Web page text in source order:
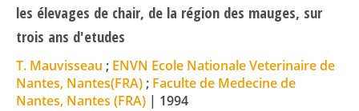
les élevages de chair, de la région des mauges, sur
trois ans d'etudes
T. Mauvisseau ; ENVN Ecole Nationale Veterinaire de
Nantes, Nantes(FRA) ; Faculte de Medecine de
Nantes, Nantes (FRA) | 1994